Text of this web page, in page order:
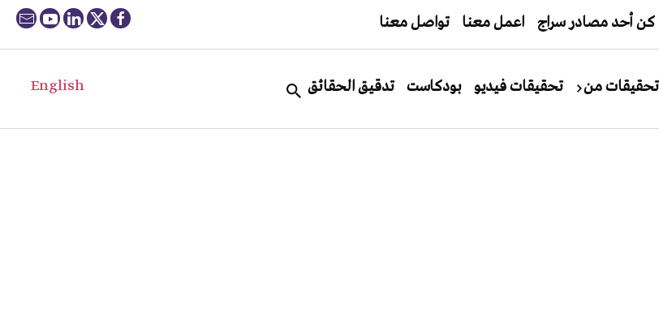
كن أحد مصادر سراج اعمل معنا تواصل معنا
تحقيقات من تحقيقات فيديو بودكاست تدقيق الحقائق English